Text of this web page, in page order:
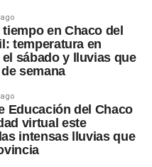
en Chaco del
temperatura en
sábado y lluvias que
semana
Educación del Chaco
virtual este
intensas lluvias que